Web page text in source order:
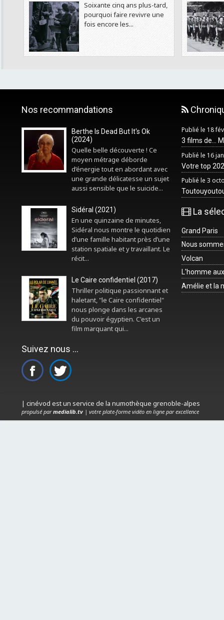
Soixante cinq ans plus-tard,
pourquoi faire revivre une
fois encore les...
Nos recommandations
Berthe Is Dead But It's Ok
(2024)
Quelle belle découverte ! Ce
moyen métrage déborde
d’énergie tout en abordant avec
une grande délicatesse un sujet
aussi sensible que le suicide...
Sidéral (2021)
En une quinzaine de minutes,
Sidéral nous montre le quotidien
d’une famille habitant près d’une
station spatiale et y travaillant. Le
récit...
Le Caire confidentiel (2017)
Thriller politique passionnant et
haletant, "le Caire confidentiel"
nous plonge dans les arcanes
du pouvoir égyptien. C'est un
film marquant qui...
Suivez nous ...
Publié le 18
3 films de...
Publié le 16
Votre top
Publié le 3
La
Grand Paris
Nous
Volcan
L'homme
Amélie et la
| cinévod est un service de la numothèque grenoble-alpes
propulsé parmedialib.tv| votre plate-forme vidéo en ligne par excellence